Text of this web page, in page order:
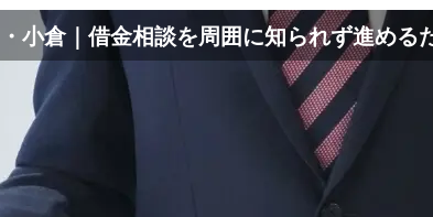
小倉｜借金相談を周囲に知られず進める